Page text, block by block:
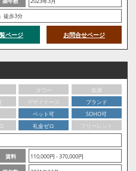
徒歩3分
ページ お問合せページ
タワー
低層
デザイナーズ
ブランド
ペット可
SOHO可
礼金ゼロ
フリーレント
賃料
110,000円 - 370,000円